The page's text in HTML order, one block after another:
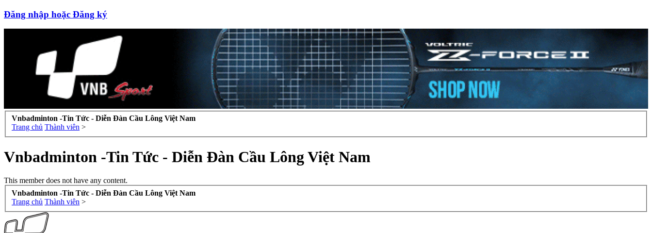
Đăng nhập hoặc Đăng ký
Vnbadminton -Tin Tức - Diễn Đàn Cầu Lông Việt Nam
Trang chủ Thành viên >
Vnbadminton -Tin Tức - Diễn Đàn Cầu Lông Việt Nam
This member does not have any content.
Vnbadminton -Tin Tức - Diễn Đàn Cầu Lông Việt Nam
Trang chủ Thành viên >